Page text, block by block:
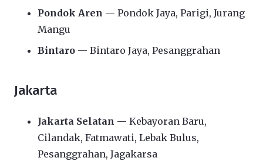
Pondok Aren — Pondok Jaya, Parigi, Jurang
Mangu
Bintaro — Bintaro Jaya, Pesanggrahan
Jakarta
Jakarta Selatan — Kebayoran Baru,
Cilandak, Fatmawati, Lebak Bulus,
Pesanggrahan, Jagakarsa